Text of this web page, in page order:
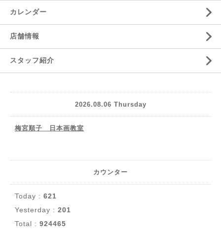
カレンダー
店舗情報
スタッフ紹介
2026.08.06 Thursday
梅宮順子 日本画教室
カウンター
Today : 621
Yesterday : 201
Total : 924465